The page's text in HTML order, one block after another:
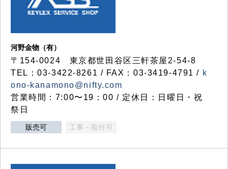
河野金物（有）
〒154-0024 東京都世田谷区三軒茶屋2-54-8
TEL：03-3422-8261 / FAX：03-3419-4791 / k
ono-kanamono@nifty.com
営業時間：7:00〜19：00 / 定休日：日曜日・祝
祭日
販売可 工事・取付可